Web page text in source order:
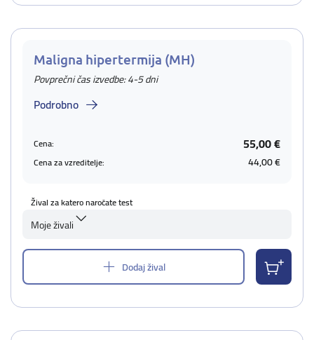
Maligna hipertermija (MH)
Povprečni čas izvedbe: 4-5 dni
Podrobno
Cena: 55,00 €
Cena za vzreditelje: 44,00 €
Žival za katero naročate test
Moje živali
Dodaj žival